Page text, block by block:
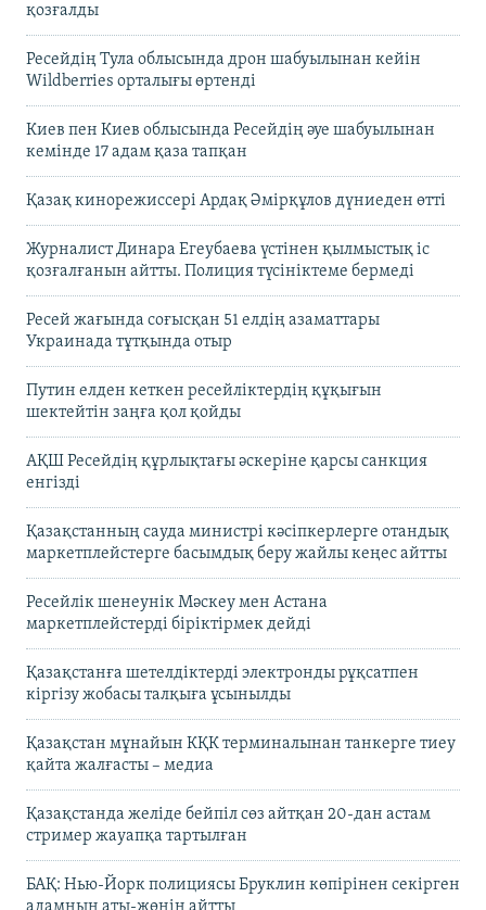
қозғалды
Ресейдің Тула облысында дрон шабуылынан кейін
Wildberries орталығы өртенді
Киев пен Киев облысында Ресейдің әуе шабуылынан
кемінде 17 адам қаза тапқан
Қазақ кинорежиссері Ардақ Әмірқұлов дүниеден өтті
Журналист Динара Егеубаева үстінен қылмыстық іс
қозғалғанын айтты. Полиция түсініктеме бермеді
Ресей жағында соғысқан 51 елдің азаматтары
Украинада тұтқында отыр
Путин елден кеткен ресейліктердің құқығын
шектейтін заңға қол қойды
АҚШ Ресейдің құрлықтағы әскеріне қарсы санкция
енгізді
Қазақстанның сауда министрі кәсіпкерлерге отандық
маркетплейстерге басымдық беру жайлы кеңес айтты
Ресейлік шенеунік Мәскеу мен Астана
маркетплейстерді біріктірмек дейді
Қазақстанға шетелдіктерді электронды рұқсатпен
кіргізу жобасы талқыға ұсынылды
Қазақстан мұнайын КҚК терминалынан танкерге тиеу
қайта жалғасты – медиа
Қазақстанда желіде бейпіл сөз айтқан 20-дан астам
стример жауапқа тартылған
БАҚ: Нью-Йорк полициясы Бруклин көпірінен секірген